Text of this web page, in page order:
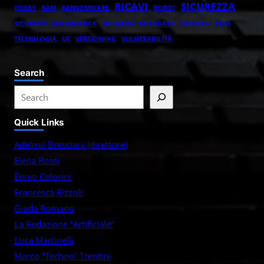
QUERY RAM RANSOMWARE RICAVI ROBOT SICUREZZA
SICUREZZA-INFORMATICA SICUREZZA AZIENDALE TASTIERA
TECH
TECNOLOGIA
UE VERSIONING VULNERABILITÀ
Search
e
a
r
Quick Links
Adelmo Bresciani (direttore)
Elena Rossi
Ennio Colorini
Francesca Rìzzoli
Giada Romano
La Redazione “Artificiale”
Luca Martinelli
Marco “Techno” Trentini